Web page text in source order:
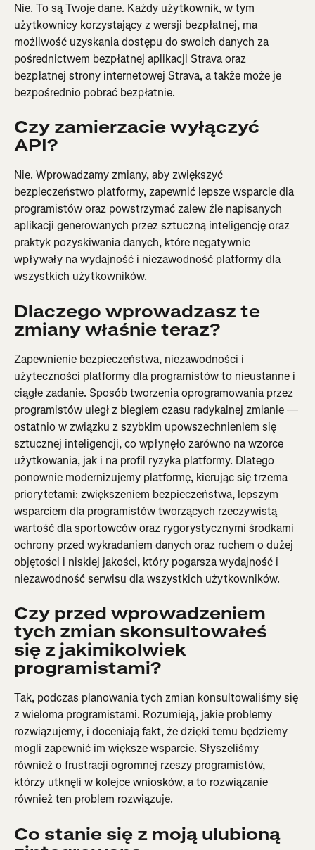
Nie. To są Twoje dane. Każdy użytkownik, w tym
użytkownicy korzystający z wersji bezpłatnej, ma
możliwość uzyskania dostępu do swoich danych za
pośrednictwem bezpłatnej aplikacji Strava oraz
bezpłatnej strony internetowej Strava, a także może je
bezpośrednio pobrać bezpłatnie.
Czy zamierzacie wyłączyć
API?
Nie. Wprowadzamy zmiany, aby zwiększyć
bezpieczeństwo platformy, zapewnić lepsze wsparcie dla
programistów oraz powstrzymać zalew źle napisanych
aplikacji generowanych przez sztuczną inteligencję oraz
praktyk pozyskiwania danych, które negatywnie
wpływały na wydajność i niezawodność platformy dla
wszystkich użytkowników.
Dlaczego wprowadzasz te
zmiany właśnie teraz?
Zapewnienie bezpieczeństwa, niezawodności i
użyteczności platformy dla programistów to nieustanne i
ciągłe zadanie. Sposób tworzenia oprogramowania przez
programistów uległ z biegiem czasu radykalnej zmianie —
ostatnio w związku z szybkim upowszechnieniem się
sztucznej inteligencji, co wpłynęło zarówno na wzorce
użytkowania, jak i na profil ryzyka platformy. Dlatego
ponownie modernizujemy platformę, kierując się trzema
priorytetami: zwiększeniem bezpieczeństwa, lepszym
wsparciem dla programistów tworzących rzeczywistą
wartość dla sportowców oraz rygorystycznymi środkami
ochrony przed wykradaniem danych oraz ruchem o dużej
objętości i niskiej jakości, który pogarsza wydajność i
niezawodność serwisu dla wszystkich użytkowników.
Czy przed wprowadzeniem
tych zmian skonsultowałeś
się z jakimikolwiek
programistami?
Tak, podczas planowania tych zmian konsultowaliśmy się
z wieloma programistami. Rozumieją, jakie problemy
rozwiązujemy, i doceniają fakt, że dzięki temu będziemy
mogli zapewnić im większe wsparcie. Słyszeliśmy
również o frustracji ogromnej rzeszy programistów,
którzy utknęli w kolejce wniosków, a to rozwiązanie
również ten problem rozwiązuje.
Co stanie się z moją ulubioną